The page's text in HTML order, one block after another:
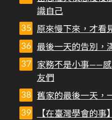
識自己
原來慢下來，才看
最後一天的告別，
家務不是小事——
友們
舊家的最後一天，
【在臺灣學會的